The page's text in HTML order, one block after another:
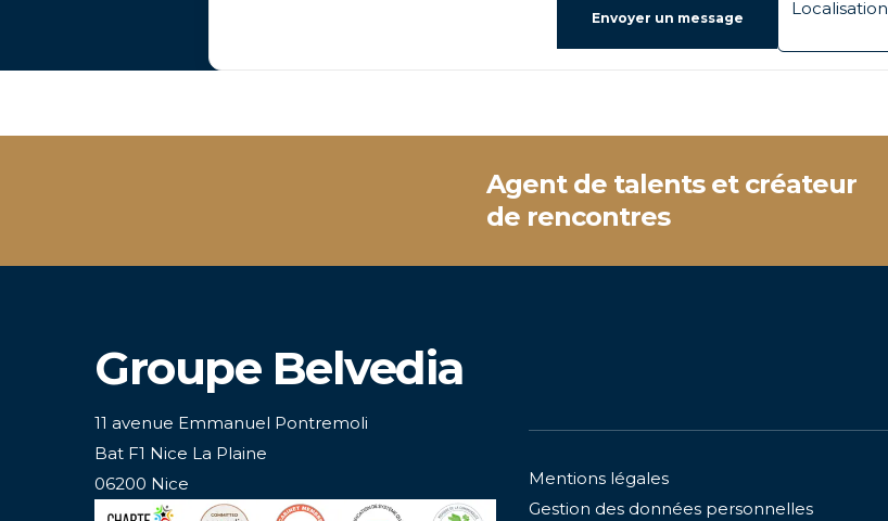
Envoyer un message Localisation
Agent de talents et créateur
de rencontres
Groupe Belvedia
11 avenue Emmanuel Pontremoli
Bat F1 Nice La Plaine
06200 Nice
Mentions légales
Gestion des données personnelles